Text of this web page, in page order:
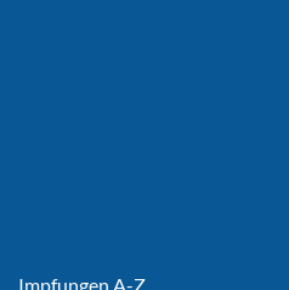
Impfungen A-Z